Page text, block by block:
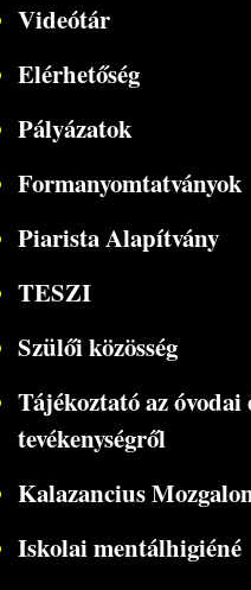
Videótár
Elérhetőség
Pályázatok
Formanyomtatványok
Piarista Alapítvány
TESZI
Szülői közösség
Tájékoztató az óvodai
tevékenységről
Kalazancius
Iskolai mentálhigiéné